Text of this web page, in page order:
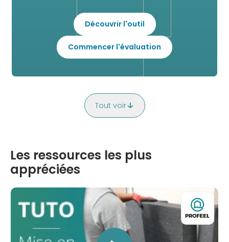
Découvrir l'outil
Commencer l'évaluation
Tout voir
Les ressources les plus
appréciées